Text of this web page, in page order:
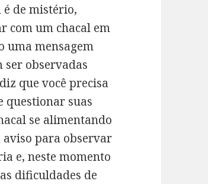
é de mistério,
com um chacal em
uma mensagem
ser observadas
que você precisa
questionar suas
se alimentando
aviso para observar
e, neste momento
dificuldades de